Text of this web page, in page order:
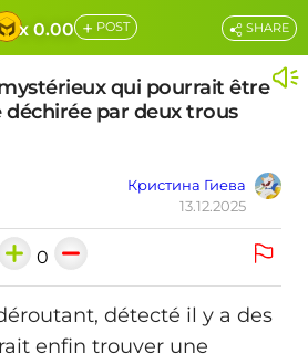
x 0.00 + POST
qui pourrait être
déchirée par deux trous
Кристина Гиева
13.12.2025
SHARE
0
détecté il y a des
enfin trouver une